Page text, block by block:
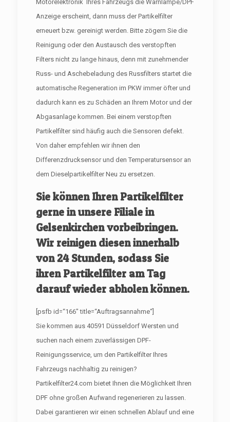
Motorelektronik Ihres Fahrzeugs die Warnlampe/DPF
Anzeige erscheint, dann muss der Partikelfilter
erneuert bzw. gereinigt werden. Bitte zögern Sie die
Reinigung oder den Austausch des verstopften
Filters nicht zu lange hinaus, denn mit zunehmender
Russ- und Aschebeladung des Russfilters startet die
automatische Regeneration im PKW immer öfter und
dadurch kann es zu Schäden an Ihrem Motor und der
Abgasanlage kommen. Bei einem verstopften
Partikelfilter sind häufig auch die Sensoren defekt.
Von daher empfehlen wir ihnen den
Differenzdrucksensor und den Temperatursensor an
dem Dieselpartikelfilter Neu zu ersetzen.
Sie können Ihren Partikelfilter
gerne in unsere Filiale in
Gelsenkirchen vorbeibringen.
Wir reinigen diesen innerhalb
von 24 Stunden, sodass Sie
ihren Partikelfilter am Tag
darauf wieder abholen können.
[psfb id=“166″ title=“Auftragsannahme“]
Sie kommen aus 40591 Düsseldorf Wersten und
suchen nach einem zuverlässigen DPF-
Reinigungsservice, um den Partikelfilter Ihres
Fahrzeugs nachhaltig zu reinigen?
Partikelfilter24.com bietet Ihnen die Möglichkeit Ihren
DPF ohne großen Aufwand regenerieren zu lassen.
Dabei garantieren wir einen schnellen Ablauf und eine